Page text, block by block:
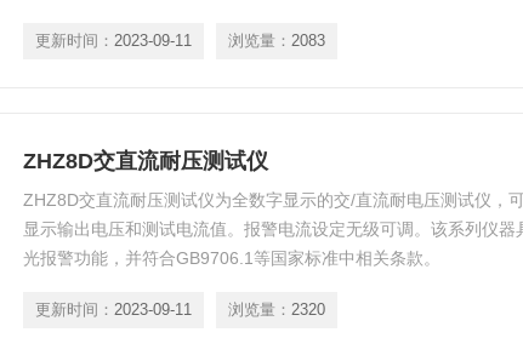
更新时间： 2023-09-11 浏览量： 2083
ZHZ8D交直流耐压测试仪
ZHZ8D交直流耐压测试仪为全数字显示的交/直流耐电压测试仪，
显示输出电压和测试电流值。报警电流设定无级可调。该系列仪器
光报警功能，并符合GB9706.1等国家标准中相关条款。
更新时间： 2023-09-11 浏览量： 2320